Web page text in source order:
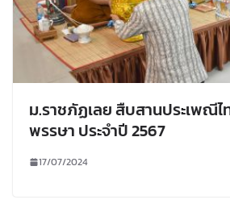
ม.ราชภัฏเลย สืบสานประเพณีไ
พรรษา ประจำปี 2567
17/07/2024